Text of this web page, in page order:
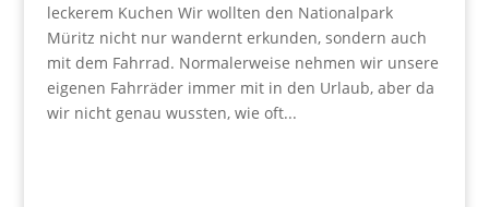
leckerem Kuchen Wir wollten den Nationalpark
Müritz nicht nur wandernt erkunden, sondern auch
mit dem Fahrrad. Normalerweise nehmen wir unsere
eigenen Fahrräder immer mit in den Urlaub, aber da
wir nicht genau wussten, wie oft...